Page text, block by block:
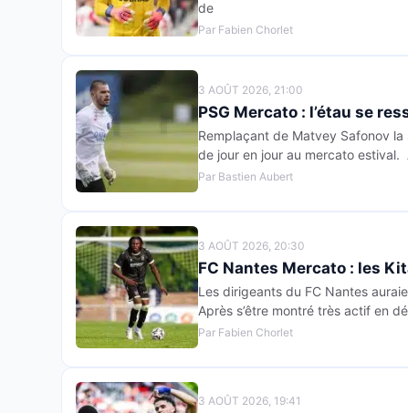
de
Par Fabien Chorlet
3 AOÛT 2026, 21:00
PSG Mercato : l’étau se
Remplaçant de Matvey Safonov la
de jour en jour au mercato estival.
Par Bastien Aubert
3 AOÛT 2026, 20:30
FC Nantes Mercato : les
Les dirigeants du FC Nantes
Après s’être montré très actif en
Par Fabien Chorlet
3 AOÛT 2026, 19:41